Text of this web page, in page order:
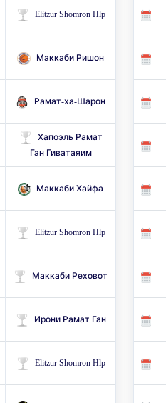
Elitzur Shomron Hlp
Маккаби Ришон
Рамат-ха-Шарон
Хапоэль Рамат
Ган Гиватаяим
Маккаби Хайфа
Elitzur Shomron Hlp
Маккаби Реховот
Ирони Рамат Ган
Elitzur Shomron Hlp